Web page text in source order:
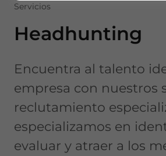
Servicios
Headhunting
Encuentra al talento
empresa con nuestros
reclutamiento
especializamos en
evaluar y atraer a los